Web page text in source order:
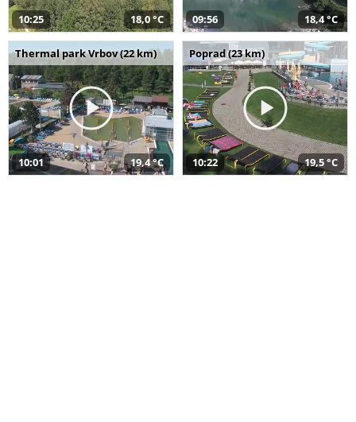
10:25 18,0 °C 09:56 18,4 °C
Thermal park Vrbov (22 km)
10:01 19,4 °C
Poprad (23 km)
10:22 19,5 °C